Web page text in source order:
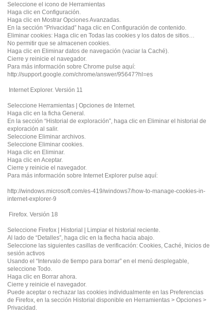
Seleccione el icono de Herramientas
Haga clic en Configuración.
Haga clic en Mostrar Opciones Avanzadas.
En la sección “Privacidad” haga clic en Configuración de contenido.
Eliminar cookies: Haga clic en Todas las cookies y los datos de sitios…
No permitir que se almacenen cookies.
Haga clic en Eliminar datos de navegación (vaciar la Caché).
Cierre y reinicie el navegador.
Para más información sobre Chrome pulse aquí:
http://support.google.com/chrome/answer/95647?hl=es
Internet Explorer. Versión 11
Seleccione Herramientas | Opciones de Internet.
Haga clic en la ficha General.
En la sección “Historial de exploración”, haga clic en Eliminar el historial de
exploración al salir.
Seleccione Eliminar archivos.
Seleccione Eliminar cookies.
Haga clic en Eliminar.
Haga clic en Aceptar.
Cierre y reinicie el navegador.
Para más información sobre Internet Explorer pulse aquí:
http://windows.microsoft.com/es-419/windows7/how-to-manage-cookies-in-
internet-explorer-9
Firefox. Versión 18
Seleccione Firefox | Historial | Limpiar el historial reciente.
Al lado de “Detalles”, haga clic en la flecha hacia abajo.
Seleccione las siguientes casillas de verificación: Cookies, Caché, Inicios de
sesión activos
Usando el “Intervalo de tiempo para borrar” en el menú desplegable,
seleccione Todo.
Haga clic en Borrar ahora.
Cierre y reinicie el navegador.
Puede aceptar o rechazar las cookies individualmente en las Preferencias
de Firefox, en la sección Historial disponible en Herramientas > Opciones >
Privacidad.